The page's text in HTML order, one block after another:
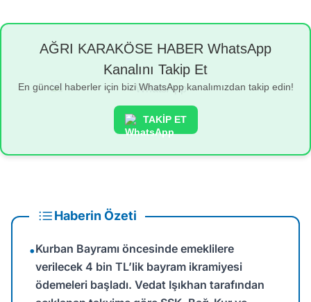
AĞRI KARAKÖSE HABER WhatsApp
Kanalını Takip Et
En güncel haberler için bizi WhatsApp kanalımızdan takip edin!
TAKİP ET
Haberin Özeti
•Kurban Bayramı öncesinde emeklilere
verilecek 4 bin TL’lik bayram ikramiyesi
ödemeleri başladı. Vedat Işıkhan tarafından